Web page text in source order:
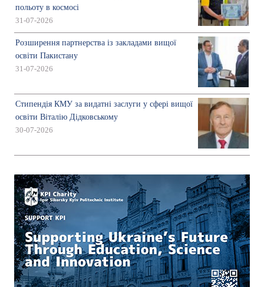
польоту в космосі
31-07-2026
Розширення партнерства із закладами вищої
освіти Пакистану
31-07-2026
Стипендія КМУ за видатні заслуги у сфері вищої
освіти Віталію Дідковському
30-07-2026